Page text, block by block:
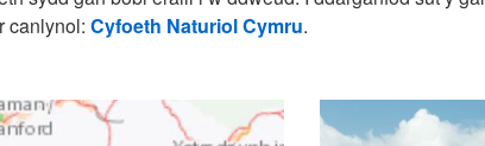
canlynol: Cyfoeth Naturiol Cymru.